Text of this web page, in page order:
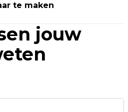
te maken
jouw